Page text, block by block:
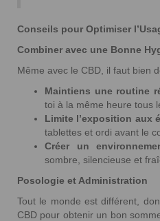
Conseils pour Optimiser
Combiner avec une Bonne
Même avec le CBD, il faut bien
Maintiens une routine
toi à la même heure tous
Limite l’exposition aux
tablettes et ordi avant le
Créer un
sombre, silencieuse et
Posologie et Administration
Tout le monde est différent,
CBD pour obtenir un bon